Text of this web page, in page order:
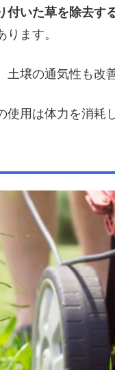
いた草を除去す
ます。
壌の通気性も改
用は体力を消耗